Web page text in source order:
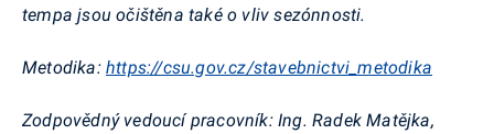
tempa jsou očištěna také o vliv sezónnosti.
Metodika: https://csu.gov.cz/stavebnictvi_metodika
Zodpovědný vedoucí pracovník: Ing. Radek Matějka,